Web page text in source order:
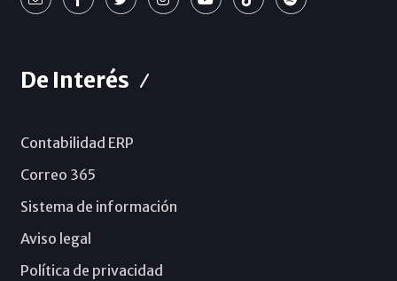
De Interés
Contabilidad ERP
Correo 365
Sistema de información
Aviso legal
Política de privacidad